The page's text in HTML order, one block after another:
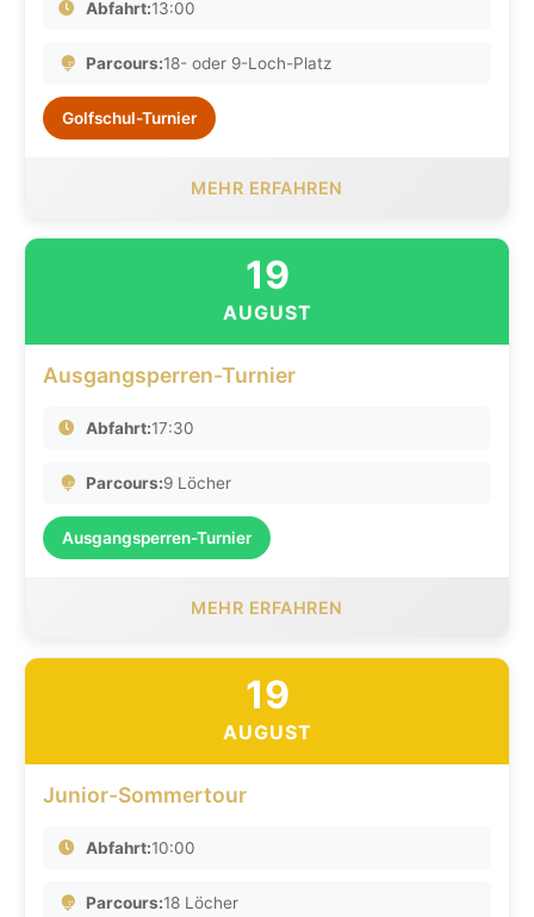
Abfahrt:13:00
Parcours:18- oder 9-Loch-Platz
Golfschul-Turnier
MEHR ERFAHREN
19
AUGUST
Ausgangsperren-Turnier
Abfahrt:17:30
Parcours:9 Löcher
Ausgangsperren-Turnier
MEHR ERFAHREN
19
AUGUST
Junior-Sommertour
Abfahrt:10:00
Parcours:18 Löcher